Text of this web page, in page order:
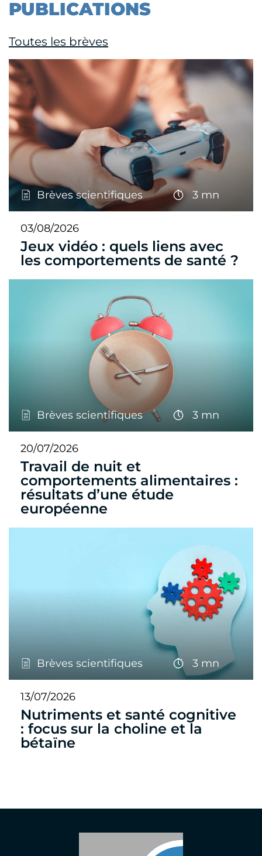
PUBLICATIONS
Toutes les brèves
Brèves scientifiques 3 mn
03/08/2026
Jeux vidéo : quels liens avec
les comportements de santé ?
Brèves scientifiques 3 mn
20/07/2026
Travail de nuit et
comportements alimentaires :
résultats d’une étude
européenne
Brèves scientifiques 3 mn
13/07/2026
Nutriments et santé cognitive
: focus sur la choline et la
bétaïne